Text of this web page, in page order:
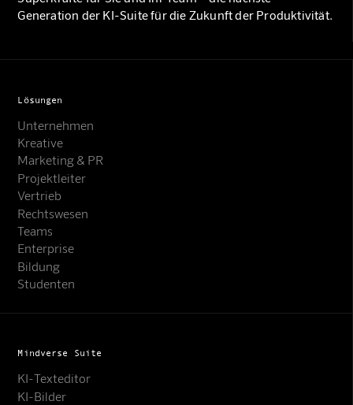
Generation der KI-Suite für die Zukunft der Produktivität.
Lösungen
Unternehmen
Kreative
Marketing & PR
Projektleiter
Vertrieb
Rechtswesen
Teams
Enterprise
Bildung
Studenten
Mindverse Suite
KI-Texteditor
KI-Bilder